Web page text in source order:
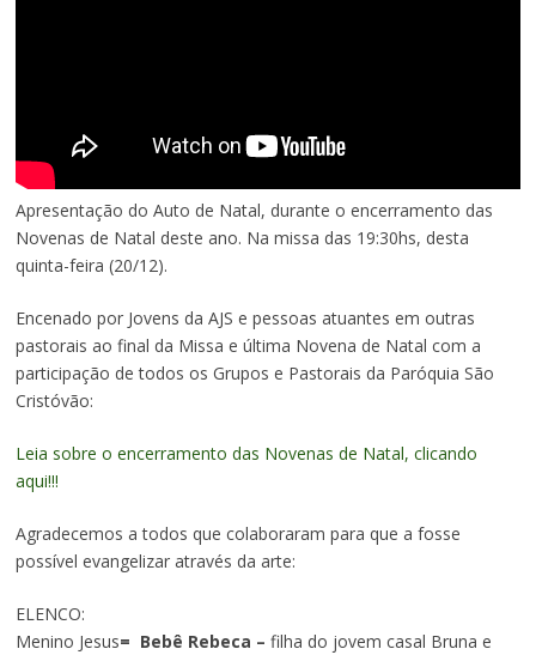
Apresentação do Auto de Natal, durante o encerramento das
Novenas de Natal deste ano. Na missa das 19:30hs, desta
quinta-feira (20/12).
Encenado por Jovens da AJS e pessoas atuantes em outras
pastorais ao final da Missa e última Novena de Natal com a
participação de todos os Grupos e Pastorais da Paróquia São
Cristóvão:
Leia sobre o encerramento das Novenas de Natal, clicando
aqui!!!
Agradecemos a todos que colaboraram para que a fosse
possível evangelizar através da arte:
ELENCO:
Menino Jesus= Bebê Rebeca – filha do jovem casal Bruna e